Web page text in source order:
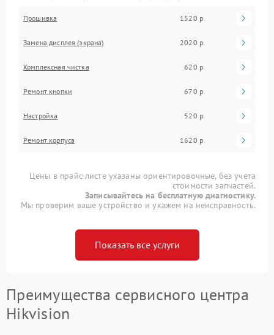
Прошивка 1520 р
Замена дисплея (экрана) 2020 р
Комплексная чистка 620 р
Ремонт кнопки 670 р
Настройка 520 р
Ремонт корпуса 1620 р
Цены в прайс-листе указаны ориентировочные, без учета
стоимости запчастей.
Записывайтесь на бесплатную диагностику.
Мы проверим ваше устройство и укажем на неисправность.
Показать все услуги
Преимущества сервисного центра
Hikvision